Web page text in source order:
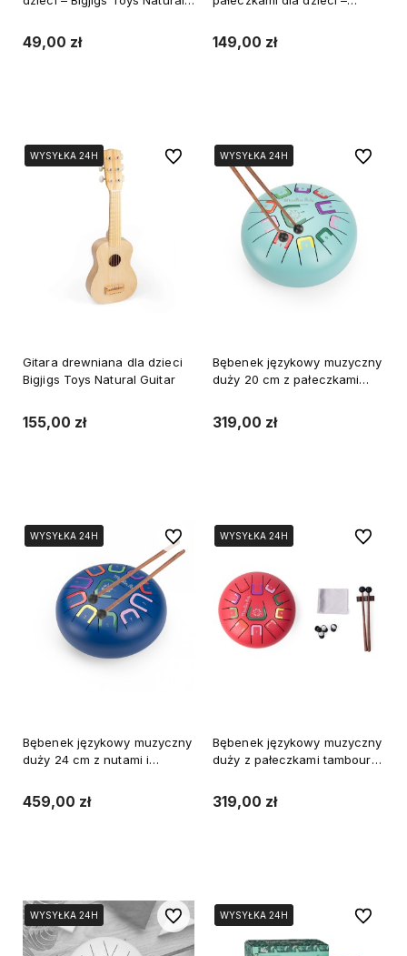
49,00 zł 149,00 zł
WYSYŁKA 24H
WYSYŁKA 24H
Gitara drewniana dla dzieci
Bigjigs Toys Natural Guitar
155,00 zł
Do ulubionychWYSYŁKA 24H
WYSYŁKA 24H
Bębenek językowy muzyczny
duży 20 cm z pałeczkami
319,00 zł
Do
WYSYŁKA 24H
WYSYŁKA 24H
Bębenek językowy muzyczny
duży 24 cm z nutami i
Roty
459,00 zł
Do ulubionychWYSYŁKA 24H
WYSYŁKA 24H
Bębenek językowy muzyczny
duży z pałeczkami tambour
319,00 zł
Do
WYSYŁKA 24H
WYSYŁKA 24H Do ulubionychWYSYŁKA 24H
WYSYŁKA 24H Do